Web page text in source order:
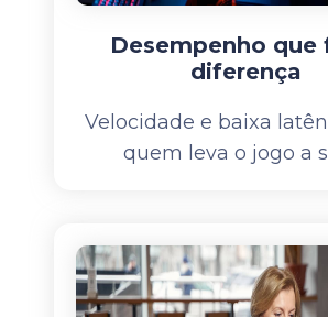
Desempenho que
diferença
Velocidade e baixa
quem leva o jogo a